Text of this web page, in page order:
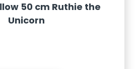
50 cm Ruthie the
Unicorn